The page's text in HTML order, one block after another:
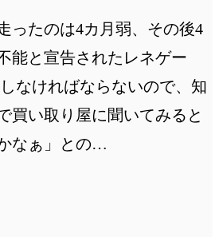
ったのは4カ月弱、その後4
能と宣告されたレネゲー
なければならないので、知
買い取り屋に聞いてみると
なぁ」との…